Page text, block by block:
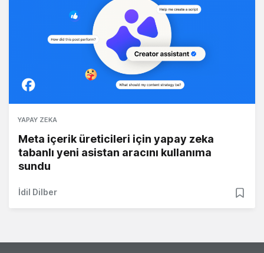
YAPAY ZEKA
Meta içerik üreticileri için yapay zeka
tabanlı yeni asistan aracını kullanıma
sundu
İdil Dilber